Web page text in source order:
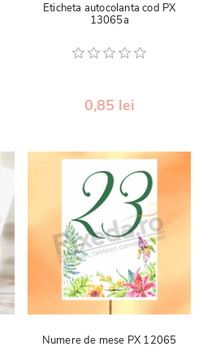
Eticheta autocolanta cod PX
13065a
0,85 lei
Numere de mese PX 12065